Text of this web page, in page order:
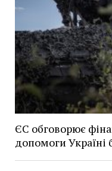
ЄС обговорює
допомоги